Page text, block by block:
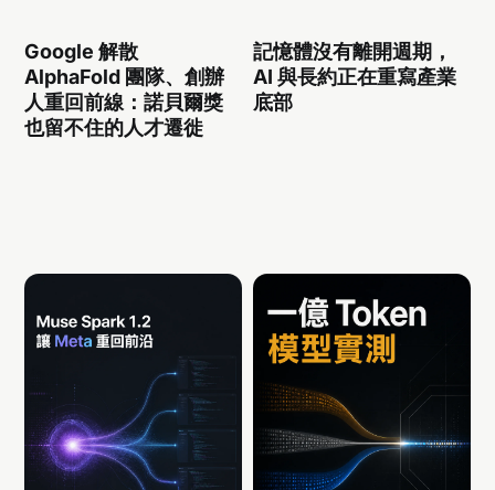
Google 解散
AlphaFold 團隊、創辦
人重回前線：諾貝爾獎
也留不住的人才遷徙
記憶體沒有離開週期，
AI 與長約正在重寫產業
底部